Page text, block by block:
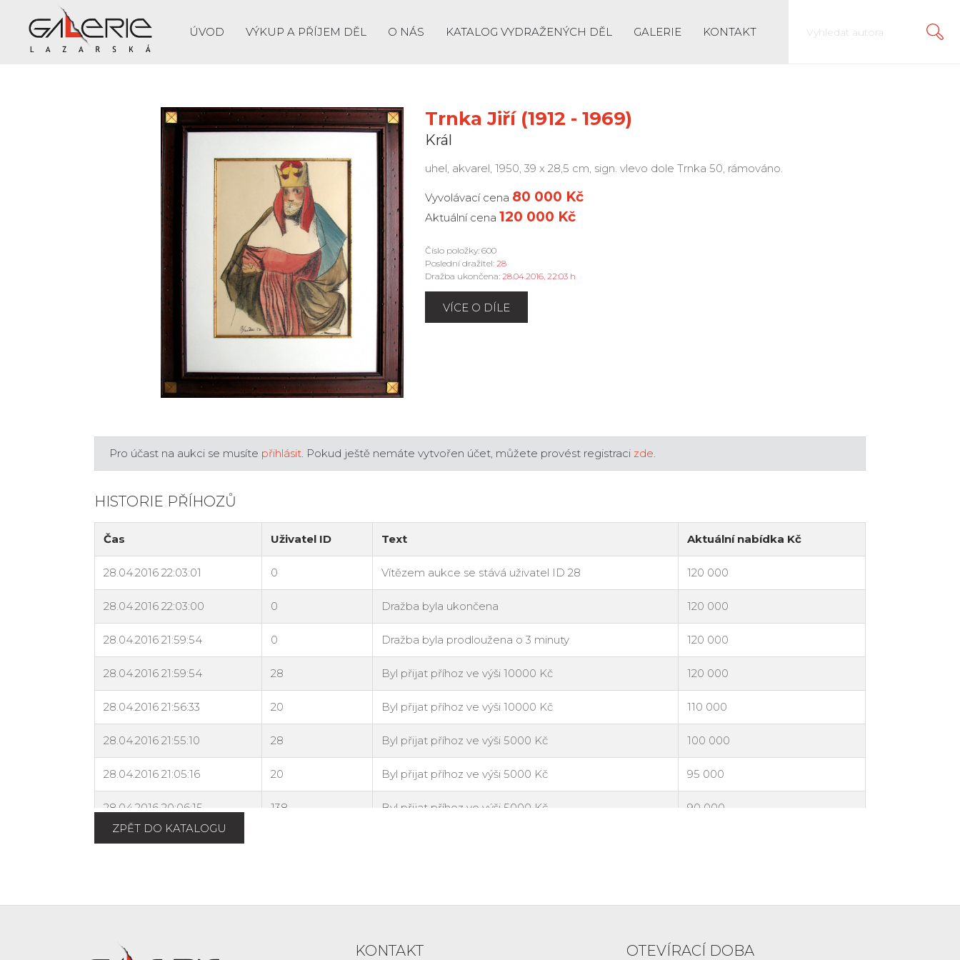
ÚVOD VÝKUP A PŘÍJEM DĚL O NÁS KATALOG VYDRAŽENÝCH DĚL GALERIE KONTAKT
Trnka Jiří (1912 - 1969)
Král
uhel, akvarel, 1950, 39 x 28,5 cm, sign. vlevo dole Trnka 50, rámováno.
Vyvolávací cena 80 000 Kč
Aktuální cena 120 000 Kč
Číslo položky: 600
Poslední dražitel: 28
Dražba ukončena: 28.04.2016, 22:03 h
VÍCE O DÍLE
Pro účast na aukci se musíte přihlásit. Pokud ještě nemáte vytvořen účet, můžete provést registraci zde.
HISTORIE PŘÍHOZŮ
ZPĚT DO KATALOGU
KONTAKT OTEVÍRACÍ DOBA